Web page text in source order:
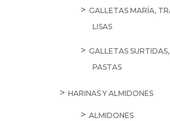
GALLETAS MARÍA,
LISAS
GALLETAS
PASTAS
HARINAS Y ALMIDONES
ALMIDONES